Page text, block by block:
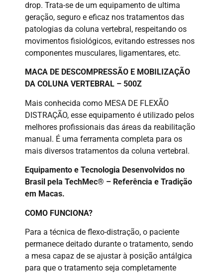
drop. Trata-se de um equipamento de ultima
geração, seguro e eficaz nos tratamentos das
patologias da coluna vertebral, respeitando os
movimentos fisiológicos, evitando estresses nos
componentes musculares, ligamentares, etc.
MACA DE DESCOMPRESSÃO E MOBILIZAÇÃO
DA COLUNA VERTEBRAL – 500Z
Mais conhecida como MESA DE FLEXÃO
DISTRAÇÃO, esse equipamento é utilizado pelos
melhores profissionais das áreas da reabilitação
manual. É uma ferramenta completa para os
mais diversos tratamentos da coluna vertebral.
Equipamento e Tecnologia Desenvolvidos no
Brasil pela TechMec® – Referência e Tradição
em Macas.
COMO FUNCIONA?
Para a técnica de flexo-distração, o paciente
permanece deitado durante o tratamento, sendo
a mesa capaz de se ajustar à posição antálgica
para que o tratamento seja completamente